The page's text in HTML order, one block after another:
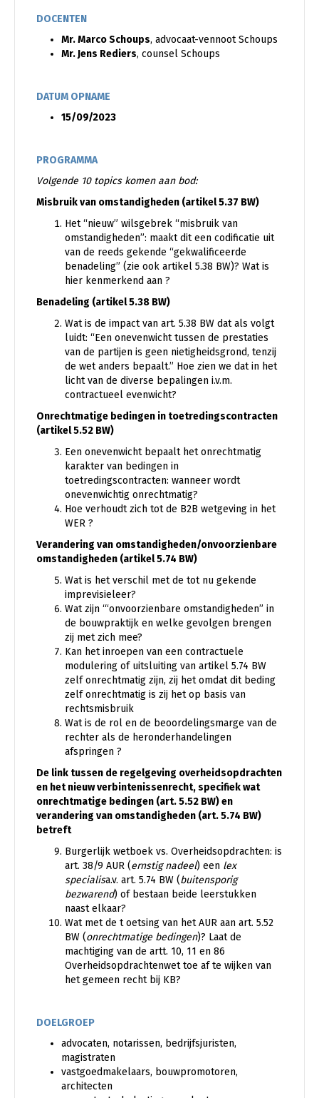
DOCENTEN
Mr. Marco Schoups, advocaat-vennoot Schoups
Mr. Jens Rediers, counsel Schoups
DATUM OPNAME
15/09/2023
PROGRAMMA
Volgende 10 topics komen aan bod:
Misbruik van omstandigheden (artikel 5.37 BW)
Het “nieuw” wilsgebrek “misbruik van
omstandigheden”: maakt dit een codificatie uit
van de reeds gekende “gekwalificeerde
benadeling” (zie ook artikel 5.38 BW)? Wat is
hier kenmerkend aan ?
Benadeling (artikel 5.38 BW)
Wat is de impact van art. 5.38 BW dat als volgt
luidt: “Een onevenwicht tussen de prestaties
van de partijen is geen nietigheidsgrond, tenzij
de wet anders bepaalt.” Hoe zien we dat in het
licht van de diverse bepalingen i.v.m.
contractueel evenwicht?
Onrechtmatige bedingen in toetredingscontracten
(artikel 5.52 BW)
Een onevenwicht bepaalt het onrechtmatig
karakter van bedingen in
toetredingscontracten: wanneer wordt
onevenwichtig onrechtmatig?
Hoe verhoudt zich tot de B2B wetgeving in het
WER ?
Verandering van omstandigheden/onvoorzienbare
omstandigheden (artikel 5.74 BW)
Wat is het verschil met de tot nu gekende
imprevisieleer?
Wat zijn ‘“onvoorzienbare omstandigheden” in
de bouwpraktijk en welke gevolgen brengen
zij met zich mee?
Kan het inroepen van een contractuele
modulering of uitsluiting van artikel 5.74 BW
zelf onrechtmatig zijn, zij het omdat dit beding
zelf onrechtmatig is zij het op basis van
rechtsmisbruik
Wat is de rol en de beoordelingsmarge van de
rechter als de heronderhandelingen
afspringen ?
De link tussen de regelgeving overheidsopdrachten
en het nieuw verbintenissenrecht, specifiek wat
onrechtmatige bedingen (art. 5.52 BW) en
verandering van omstandigheden (art. 5.74 BW)
betreft
Burgerlijk wetboek vs. Overheidsopdrachten: is
art. 38/9 AUR (ernstig nadeel) een lex
specialisa.v. art. 5.74 BW (buitensporig
bezwarend) of bestaan beide leerstukken
naast elkaar?
Wat met de t oetsing van het AUR aan art. 5.52
BW (onrechtmatige bedingen)? Laat de
machtiging van de artt. 10, 11 en 86
Overheidsopdrachtenwet toe af te wijken van
het gemeen recht bij KB?
DOELGROEP
advocaten, notarissen, bedrijfsjuristen,
magistraten
vastgoedmakelaars, bouwpromotoren,
architecten